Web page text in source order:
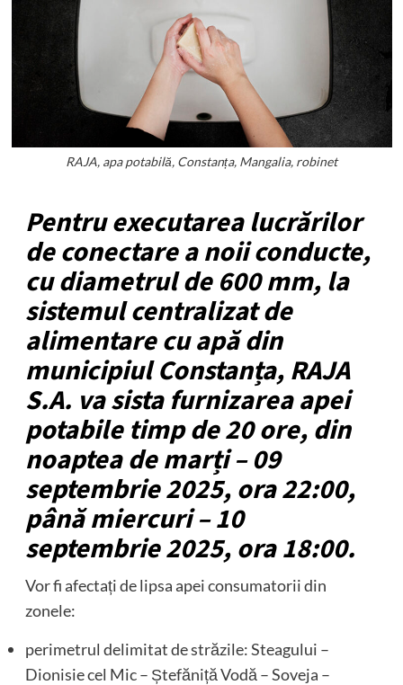
RAJA, apa potabilă, Constanța, Mangalia, robinet
Pentru executarea lucrărilor
de conectare a noii conducte,
cu diametrul de 600 mm, la
sistemul centralizat de
alimentare cu apă din
municipiul Constanța, RAJA
S.A. va sista furnizarea apei
potabile timp de 20 ore, din
noaptea de marți – 09
septembrie 2025, ora 22:00,
până miercuri – 10
septembrie 2025, ora 18:00.
Vor fi afectați de lipsa apei consumatorii din
zonele:
perimetrul delimitat de străzile: Steagului –
Dionisie cel Mic – Ștefăniță Vodă – Soveja –